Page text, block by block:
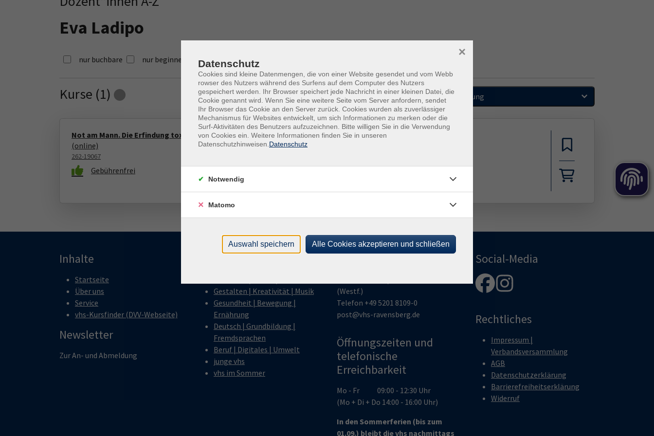
Eva Ladipo
nur buchbare nur beginnende
Kurse (1) Loading... Sortierung
Not am Mann. Die Erfindung toxischer Männlichkeit
(online)
262-19067
Gebührenfrei
29.11.2026
Inhalte
Startseite
Über uns
Service
vhs-Kursfinder (DVV-Webseite)
Newsletter
Zur An- und Abmeldung
Programm
Gestalten | Kreativität | Musik
Gesundheit | Bewegung |
Ernährung
Deutsch | Grundbildung |
Fremdsprachen
Beruf | Digitales | Umwelt
junge vhs
vhs im Sommer
vhs Ravensberg
(Westf.)
Telefon +49 5201 8109-0
post@vhs-ravensberg.de
Öffnungszeiten und
telefonische
Erreichbarkeit
Mo - Fr 09:00 - 12:30 Uhr
(Mo + Di + Do 14:00 - 16:00 Uhr)
In den Sommerferien (bis zum
01.09.) bleibt die vhs nachmittags
Social-Media
Rechtliches
Impressum |
Verbandsversammlung
AGB
Datenschutzerklärung
Barrierefreiheitserklärung
Widerruf
Datenschutz
Cookies sind kleine Datenmengen, die von einer Website gesendet und vom Webb
rowser des Nutzers während des Surfens auf dem Computer des Nutzers
gespeichert werden. Ihr Browser speichert jede Nachricht in einer kleinen Datei, die
Cookie genannt wird. Wenn Sie eine weitere Seite vom Server anfordern, sendet
Ihr Browser das Cookie an den Server zurück. Cookies wurden als zuverlässiger
Mechanismus für Websites entwickelt, um sich Informationen zu merken oder die
Surf-Aktivitäten des Benutzers aufzuzeichnen. Bitte willigen Sie in die Verwendung
von Cookies ein. Weitere Informationen finden Sie in unseren
Datenschutzhinweisen. Datenschutz
×
Notwendig
Matomo
Auswahl speichern Alle Cookies akzeptieren und schließen